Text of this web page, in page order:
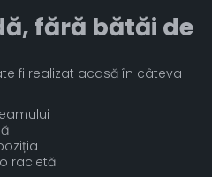
fără bătăi de
fi realizat acasă în câteva
racletă